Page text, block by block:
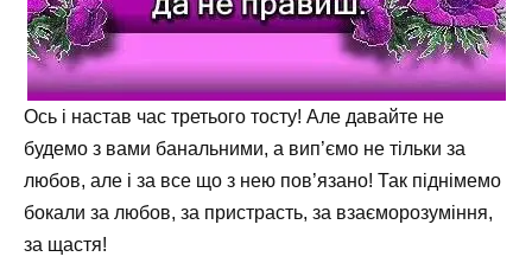
Ось і настав час третього тосту! Але давайте не
будемо з вами банальними, а вип’ємо не тільки за
любов, але і за все що з нею пов’язано! Так піднімемо
бокали за любов, за пристрасть, за взаєморозуміння,
за щастя!